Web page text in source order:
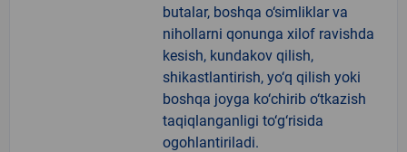
butalar, boshqa o‘simliklar va
nihollarni qonunga xilof ravishda
kesish, kundakov qilish,
shikastlantirish, yo‘q qilish yoki
boshqa joyga ko‘chirib o‘tkazish
taqiqlanganligi to‘g‘risida
ogohlantiriladi.